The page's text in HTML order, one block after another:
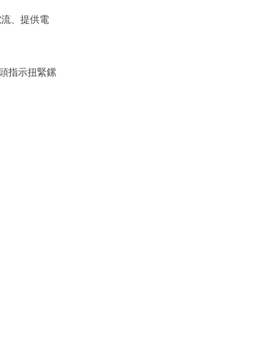
、提供電
指示扭緊鏍